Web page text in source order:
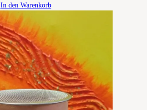
In den Warenkorb